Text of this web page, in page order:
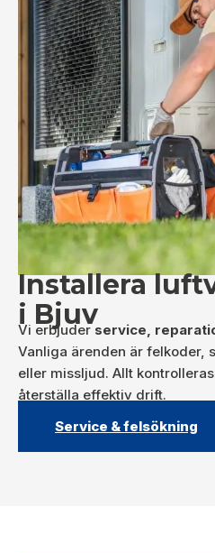
Installera
i Bjuv
Vi erbjuder service,
Vanliga ärenden är felkoder,
eller missljud. Allt
återställa effektiv drift.
Service & felsökning